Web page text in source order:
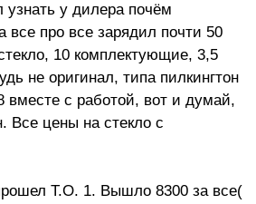
у дилера почём
все про все зарядил почти 50
10 комплектующие, 3,5
не оригинал, типа пилкингтон
вместе с работой, вот и думай,
Все цены на стекло с
Т.О. 1. Вышло 8300 за все(